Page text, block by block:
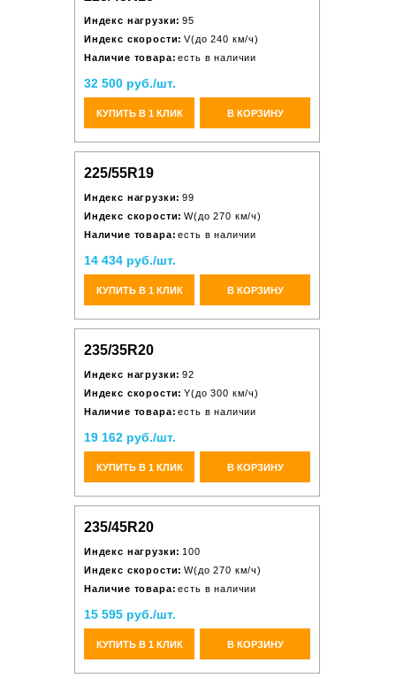
Индекс нагрузки: 95
Индекс скорости: V(до 240 км/ч)
Наличие товара: есть в наличии
32 500 руб./шт.
КУПИТЬ В 1 КЛИК В КОРЗИНУ
225/55R19
Индекс нагрузки: 99
Индекс скорости: W(до 270 км/ч)
Наличие товара: есть в наличии
14 434 руб./шт.
КУПИТЬ В 1 КЛИК В КОРЗИНУ
235/35R20
Индекс нагрузки: 92
Индекс скорости: Y(до 300 км/ч)
Наличие товара: есть в наличии
19 162 руб./шт.
КУПИТЬ В 1 КЛИК В КОРЗИНУ
235/45R20
Индекс нагрузки: 100
Индекс скорости: W(до 270 км/ч)
Наличие товара: есть в наличии
15 595 руб./шт.
КУПИТЬ В 1 КЛИК В КОРЗИНУ